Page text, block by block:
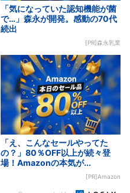
「気になっていた認知機能が菌
で…」森永が開発。感動の70代
続出
[PR]森永乳業
「え、こんなセールやってた
の？」80％OFF以上が続々登
場！Amazonの本気が...
[PR]Amazon